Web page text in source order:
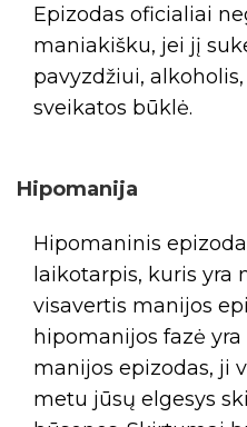
Epizodas oficialiai
maniakišku, jei jį
pavyzdžiui,
sveikatos būklė.
Hipomanija
Hipomaninis
laikotarpis, kuris yra
visavertis manijos
hipomanijos fazė
manijos epizodas, ji
metu jūsų elgesys